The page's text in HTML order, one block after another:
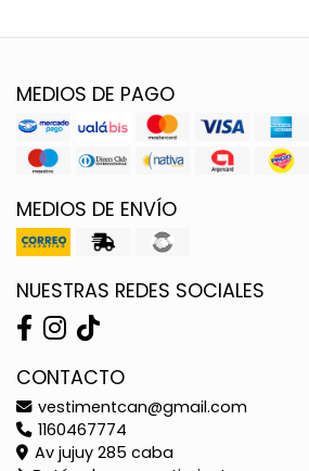
MEDIOS DE PAGO
MEDIOS DE ENVÍO
NUESTRAS REDES SOCIALES
CONTACTO
vestimentcan@gmail.com
1160467774
Av jujuy 285 caba